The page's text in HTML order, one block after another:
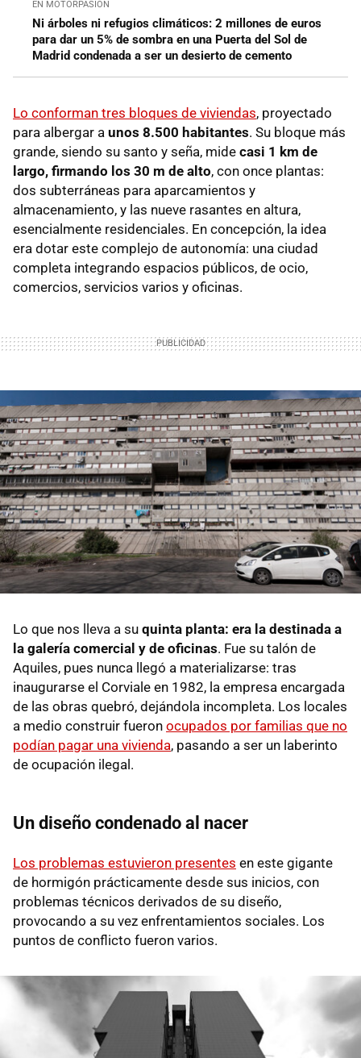
EN MOTORPASIÓN
Ni árboles ni refugios climáticos: 2 millones de euros
para dar un 5% de sombra en una Puerta del Sol de
Madrid condenada a ser un desierto de cemento
Lo conforman tres bloques de viviendas, proyectado
para albergar a unos 8.500 habitantes. Su bloque más
grande, siendo su santo y seña, mide casi 1 km de
largo, firmando los 30 m de alto, con once plantas:
dos subterráneas para aparcamientos y
almacenamiento, y las nueve rasantes en altura,
esencialmente residenciales. En concepción, la idea
era dotar este complejo de autonomía: una ciudad
completa integrando espacios públicos, de ocio,
comercios, servicios varios y oficinas.
Lo que nos lleva a su quinta planta: era la destinada a
la galería comercial y de oficinas. Fue su talón de
Aquiles, pues nunca llegó a materializarse: tras
inaugurarse el Corviale en 1982, la empresa encargada
de las obras quebró, dejándola incompleta. Los locales
a medio construir fueron ocupados por familias que no
podían pagar una vivienda, pasando a ser un laberinto
de ocupación ilegal.
Un diseño condenado al nacer
Los problemas estuvieron presentes en este gigante
de hormigón prácticamente desde sus inicios, con
problemas técnicos derivados de su diseño,
provocando a su vez enfrentamientos sociales. Los
puntos de conflicto fueron varios.